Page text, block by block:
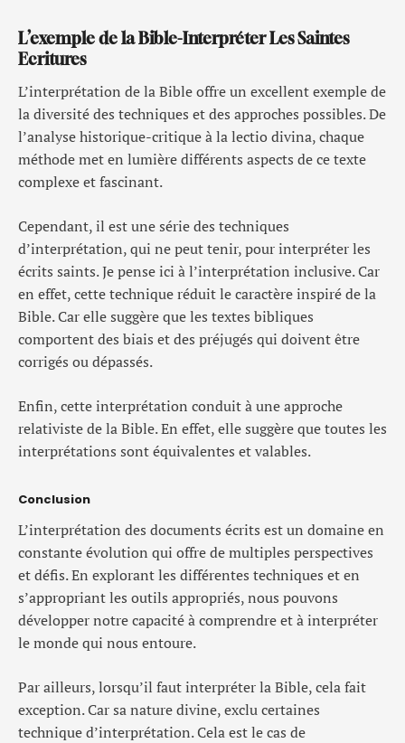
L’exemple de la Bible-Interpréter Les Saintes
Ecritures
L’interprétation de la Bible offre un excellent exemple de
la diversité des techniques et des approches possibles. De
l’analyse historique-critique à la lectio divina, chaque
méthode met en lumière différents aspects de ce texte
complexe et fascinant.
Cependant, il est une série des techniques
d’interprétation, qui ne peut tenir, pour interpréter les
écrits saints. Je pense ici à l’interprétation inclusive. Car
en effet, cette technique réduit le caractère inspiré de la
Bible. Car elle suggère que les textes bibliques
comportent des biais et des préjugés qui doivent être
corrigés ou dépassés.
Enfin, cette interprétation conduit à une approche
relativiste de la Bible. En effet, elle suggère que toutes les
interprétations sont équivalentes et valables.
Conclusion
L’interprétation des documents écrits est un domaine en
constante évolution qui offre de multiples perspectives
et défis. En explorant les différentes techniques et en
s’appropriant les outils appropriés, nous pouvons
développer notre capacité à comprendre et à interpréter
le monde qui nous entoure.
Par ailleurs, lorsqu’il faut interpréter la Bible, cela fait
exception. Car sa nature divine, exclu certaines
technique d’interprétation. Cela est le cas de